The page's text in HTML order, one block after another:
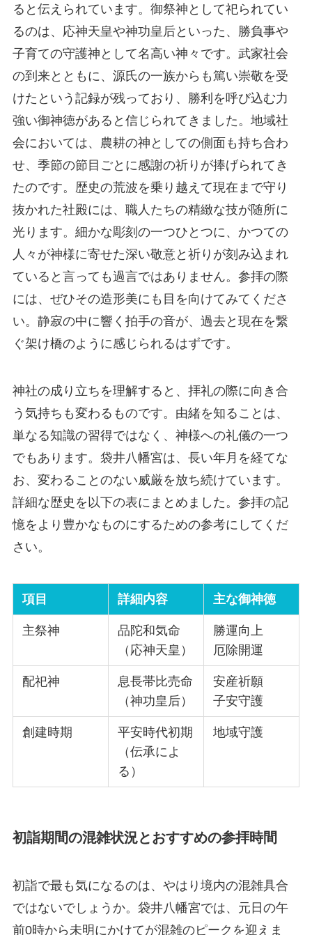
ると伝えられています。御祭神として祀られてい
るのは、応神天皇や神功皇后といった、勝負事や
子育ての守護神として名高い神々です。武家社会
の到来とともに、源氏の一族からも篤い崇敬を受
けたという記録が残っており、勝利を呼び込む力
強い御神徳があると信じられてきました。地域社
会においては、農耕の神としての側面も持ち合わ
せ、季節の節目ごとに感謝の祈りが捧げられてき
たのです。歴史の荒波を乗り越えて現在まで守り
抜かれた社殿には、職人たちの精緻な技が随所に
光ります。細かな彫刻の一つひとつに、かつての
人々が神様に寄せた深い敬意と祈りが刻み込まれ
ていると言っても過言ではありません。参拝の際
には、ぜひその造形美にも目を向けてみてくださ
い。静寂の中に響く拍手の音が、過去と現在を繋
ぐ架け橋のように感じられるはずです。
神社の成り立ちを理解すると、拝礼の際に向き合
う気持ちも変わるものです。由緒を知ることは、
単なる知識の習得ではなく、神様への礼儀の一つ
でもあります。袋井八幡宮は、長い年月を経てな
お、変わることのない威厳を放ち続けています。
詳細な歴史を以下の表にまとめました。参拝の記
憶をより豊かなものにするための参考にしてくだ
さい。
項目 詳細内容 主な御神徳
主祭神
品陀和気命
（応神天皇）
勝運向上
厄除開運
配祀神
息長帯比売命
（神功皇后）
安産祈願
子安守護
創建時期
平安時代初期
（伝承によ
る）
地域守護
初詣期間の混雑状況とおすすめの参拝時間
初詣で最も気になるのは、やはり境内の混雑具合
ではないでしょうか。袋井八幡宮では、元日の午
前0時から未明にかけてが混雑のピークを迎えま